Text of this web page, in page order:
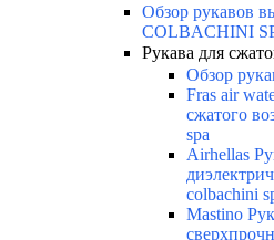
Обзор рукавов
COLBACHINI
Рукава для
Обзор
Fras air
сжатого
spa
Airhellas
colbachini
Mastino